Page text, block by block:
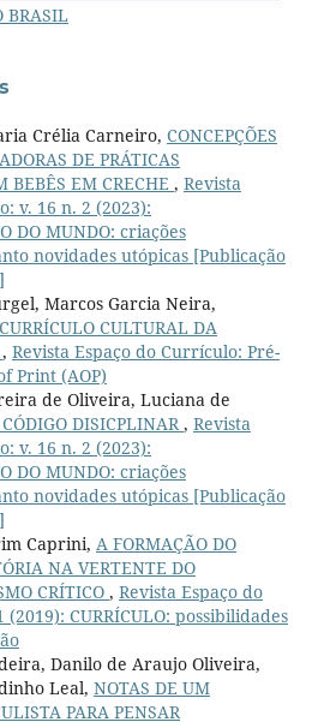
BRASIL
Crélia Carneiro, CONCEPÇÕES
DE PRÁTICAS
BEBÊS EM CRECHE , Revista
v. 16 n. 2 (2023):
DO MUNDO: criações
novidades utópicas [Publicação
Marcos Garcia Neira,
CULTURAL DA
, Revista Espaço do Currículo: Pré-
Print (AOP)
de Oliveira, Luciana de
DISICPLINAR , Revista
v. 16 n. 2 (2023):
DO MUNDO: criações
novidades utópicas [Publicação
Caprini, A FORMAÇÃO DO
NA VERTENTE DO
CRÍTICO , Revista Espaço do
CURRÍCULO: possibilidades
Danilo de Araujo Oliveira,
Leal, NOTAS DE UM
PARA PENSAR